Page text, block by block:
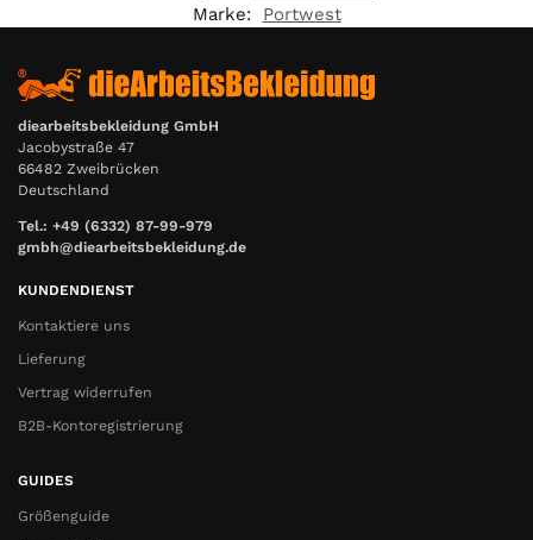
Marke:
Portwest
diearbeitsbekleidung GmbH
Jacobystraße 47
66482 Zweibrücken
Deutschland
Tel.: +49 (6332) 87-99-979
gmbh@diearbeitsbekleidung.de
KUNDENDIENST
Kontaktiere uns
Lieferung
Vertrag widerrufen
B2B-Kontoregistrierung
GUIDES
Größenguide